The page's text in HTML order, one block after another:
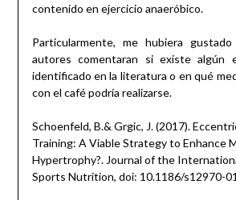
contenido en ejercicio anaeróbico.
Particularmente, me hubiera
autores comentaran si existe algún
identificado en la literatura o en qué
con el café podría realizarse.
Schoenfeld, B.& Grgic, J. (2017).
Training: A Viable Strategy to Enhance
Hypertrophy?. Journal of the
Sports Nutrition, doi: 10.1186/s12970-